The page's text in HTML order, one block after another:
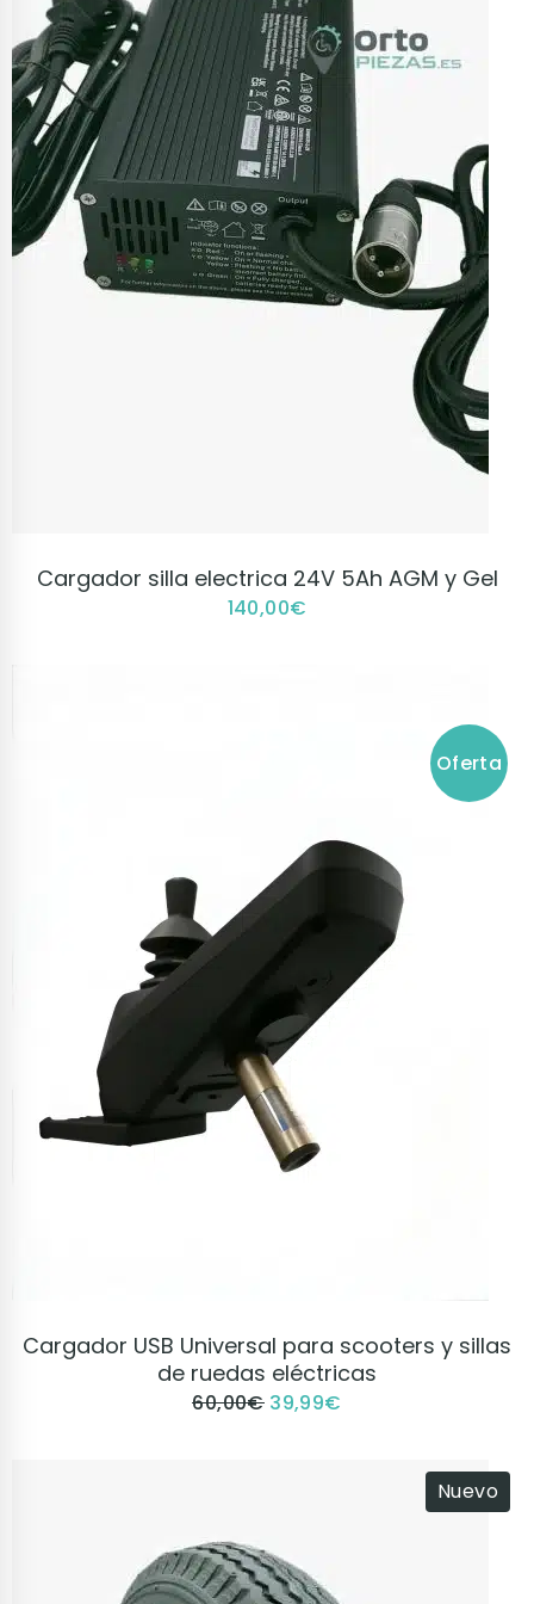
VER PRODUCTO
Cargador silla electrica 24V 5Ah AGM y Gel
140,00€
Oferta
VER PRODUCTO
Cargador USB Universal para scooters y sillas
de ruedas eléctricas
60,00€ 39,99€
Nuevo